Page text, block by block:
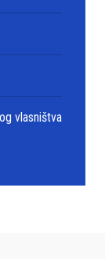
vlasništva